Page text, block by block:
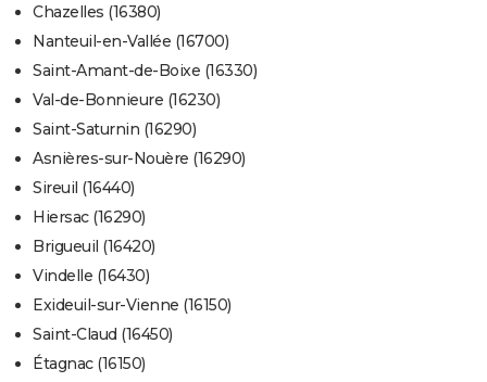
Chazelles (16380)
Nanteuil-en-Vallée (16700)
Saint-Amant-de-Boixe (16330)
Val-de-Bonnieure (16230)
Saint-Saturnin (16290)
Asnières-sur-Nouère (16290)
Sireuil (16440)
Hiersac (16290)
Brigueuil (16420)
Vindelle (16430)
Exideuil-sur-Vienne (16150)
Saint-Claud (16450)
Étagnac (16150)